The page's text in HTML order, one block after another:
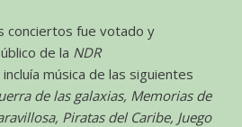
conciertos fue votado y
de la NDR
música de las siguientes
de las galaxias, Memorias de
Piratas del Caribe, Juego